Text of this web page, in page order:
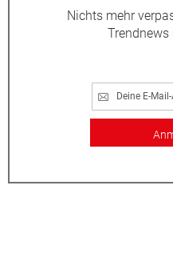
Nichts mehr
Trendnews